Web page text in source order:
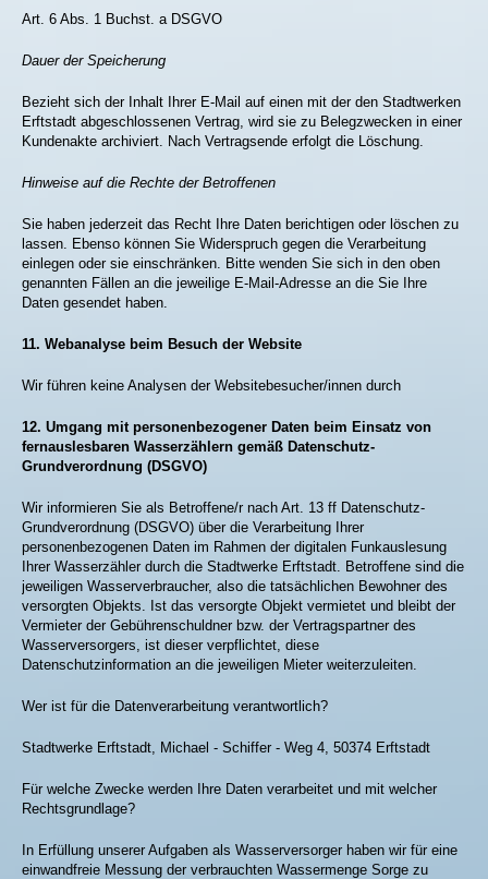
Art. 6 Abs. 1 Buchst. a DSGVO
Dauer der Speicherung
Bezieht sich der Inhalt Ihrer E-Mail auf einen mit der den Stadtwerken
Erftstadt abgeschlossenen Vertrag, wird sie zu Belegzwecken in einer
Kundenakte archiviert. Nach Vertragsende erfolgt die Löschung.
Hinweise auf die Rechte der Betroffenen
Sie haben jederzeit das Recht Ihre Daten berichtigen oder löschen zu
lassen. Ebenso können Sie Widerspruch gegen die Verarbeitung
einlegen oder sie einschränken. Bitte wenden Sie sich in den oben
genannten Fällen an die jeweilige E-Mail-Adresse an die Sie Ihre
Daten gesendet haben.
11. Webanalyse beim Besuch der Website
Wir führen keine Analysen der Websitebesucher/innen durch
12. Umgang mit personenbezogener Daten beim Einsatz von
fernauslesbaren Wasserzählern gemäß Datenschutz-
Grundverordnung (DSGVO)
Wir informieren Sie als Betroffene/r nach Art. 13 ff Datenschutz-
Grundverordnung (DSGVO) über die Verarbeitung Ihrer
personenbezogenen Daten im Rahmen der digitalen Funkauslesung
Ihrer Wasserzähler durch die Stadtwerke Erftstadt. Betroffene sind die
jeweiligen Wasserverbraucher, also die tatsächlichen Bewohner des
versorgten Objekts. Ist das versorgte Objekt vermietet und bleibt der
Vermieter der Gebührenschuldner bzw. der Vertragspartner des
Wasserversorgers, ist dieser verpflichtet, diese
Datenschutzinformation an die jeweiligen Mieter weiterzuleiten.
Wer ist für die Datenverarbeitung verantwortlich?
Stadtwerke Erftstadt, Michael - Schiffer - Weg 4, 50374 Erftstadt
Für welche Zwecke werden Ihre Daten verarbeitet und mit welcher
Rechtsgrundlage?
In Erfüllung unserer Aufgaben als Wasserversorger haben wir für eine
einwandfreie Messung der verbrauchten Wassermenge Sorge zu